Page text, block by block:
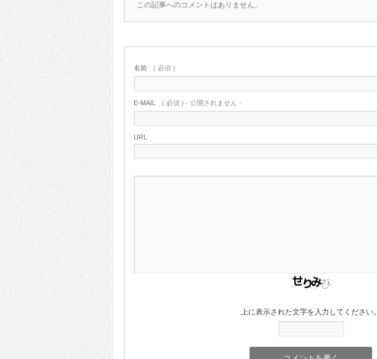
この記事へのコメントはありません。
名前 ( 必須 )
E-MAIL ( 必須 ) - 公開されません -
URL
上に表示された文字を入力してください。